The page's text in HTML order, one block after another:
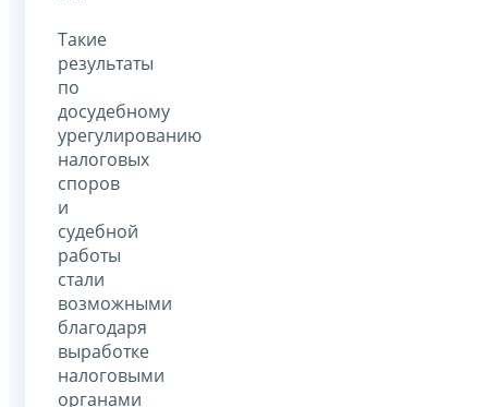
Такие
результаты
по
досудебному
урегулированию
налоговых
споров
и
судебной
работы
стали
возможными
благодаря
выработке
налоговыми
органами